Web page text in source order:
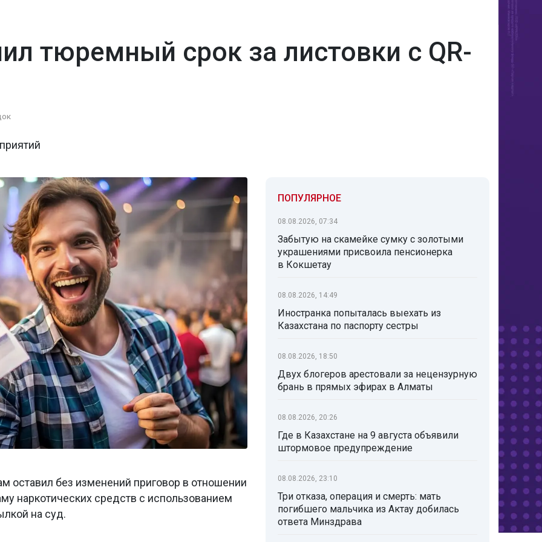
тюремный срок за листовки с QR-
оставил без изменений приговор в отношении
наркотических средств с использованием
на суд.
ПОПУЛЯРНОЕ
08.08.2026, 07:34
Забытую на скамейке сумку с золотыми
украшениями присвоила пенсионерка
в Кокшетау
08.08.2026, 14:49
Иностранка попыталась выехать из
Казахстана по паспорту сестры
08.08.2026, 18:50
Двух блогеров арестовали за нецензурную
брань в прямых эфирах в Алматы
08.08.2026, 20:26
Где в Казахстане на 9 августа объявили
штормовое предупреждение
08.08.2026, 23:10
Три отказа, операция и смерть: мать
погибшего мальчика из Актау добилась
ответа Минздрава